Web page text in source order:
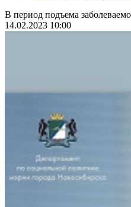
В период подъема
14.02.2023 10:00